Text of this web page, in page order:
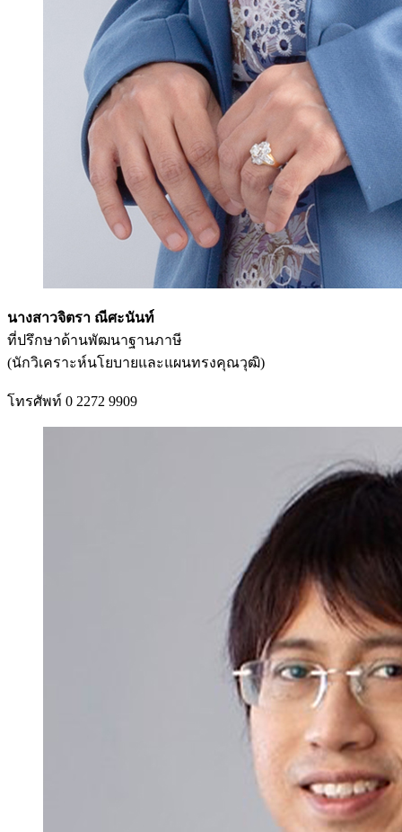
นางสาวจิตรา ณีศะนันท์
ที่ปรึกษาด้านพัฒนาฐานภาษี
(นักวิเคราะห์นโยบายและแผนทรงคุณวุฒิ)
โทรศัพท์ 0 2272 9909